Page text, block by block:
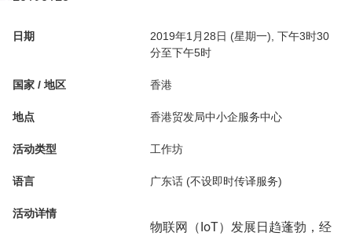
日期
2019年1月28日 (星期一), 下午3时30
分至下午5时
国家 / 地区 香港
地点 香港贸发局中小企服务中心
活动类型 工作坊
语言 广东话 (不设即时传译服务)
活动详情
物联网（IoT）发展日趋蓬勃，经